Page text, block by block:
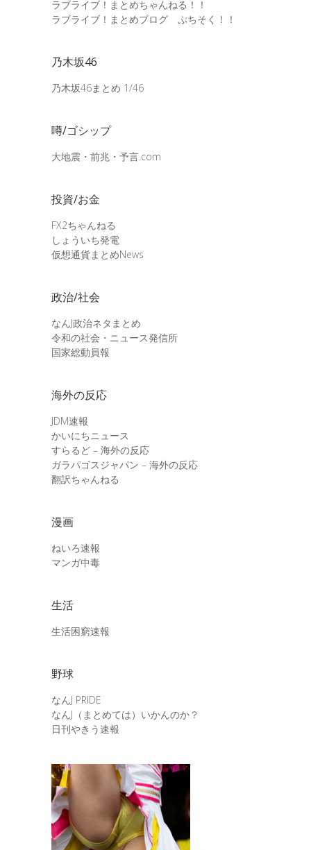
ラブライブ！まとめちゃんねる！！
ラブライブ！まとめブログ ぷちそく！！
乃木坂46
乃木坂46まとめ 1/46
噂/ゴシップ
大地震・前兆・予言.com
投資/お金
FX2ちゃんねる
しょういち発電
仮想通貨まとめNews
政治/社会
なんJ政治ネタまとめ
令和の社会・ニュース発信所
国家総動員報
海外の反応
JDM速報
かいにちニュース
すらるど – 海外の反応
ガラパゴスジャパン – 海外の反応
翻訳ちゃんねる
漫画
ねいろ速報
マンガ中毒
生活
生活困窮速報
野球
なんJ PRIDE
なんJ（まとめては）いかんのか？
日刊やきう速報